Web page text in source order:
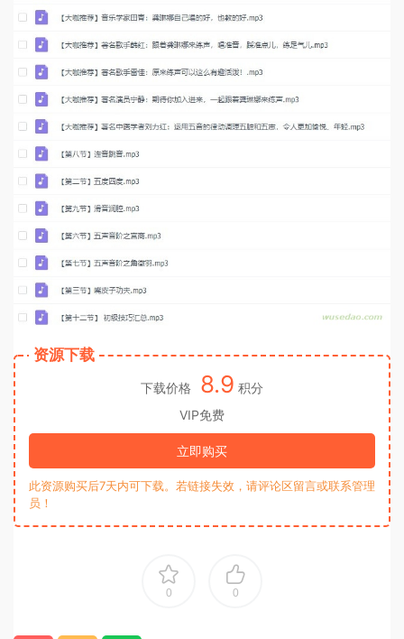
资源下载
下载价格 8.9 积分
VIP免费
立即购买
此资源购买后7天内可下载。若链接失效，请评论区留言或联系管理
员！
0 0